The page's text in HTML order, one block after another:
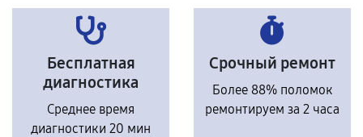
Бесплатная
диагностика
Среднее время
диагностики 20 мин
Срочный ремонт
Более 88% поломок
ремонтируем за 2 часа